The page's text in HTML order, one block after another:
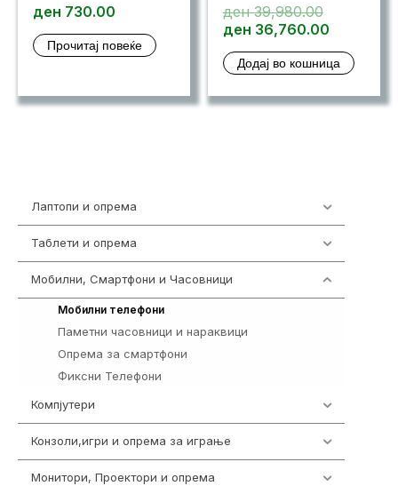
Лаптопи и опрема
Таблети и опрема
Мобилни, Смартфони и Часовници
Мобилни телефони
Паметни часовници и нараквици
Опрема за смартфони
Фиксни Телефони
Компјутери
Конзоли,игри и опрема за играње
Монитори, Проектори и опрема
ден 730.00
Прочитај повеќе
ден39,980.00Original
price
ден
ден 36,760.00Current
is:
Додај во кошница